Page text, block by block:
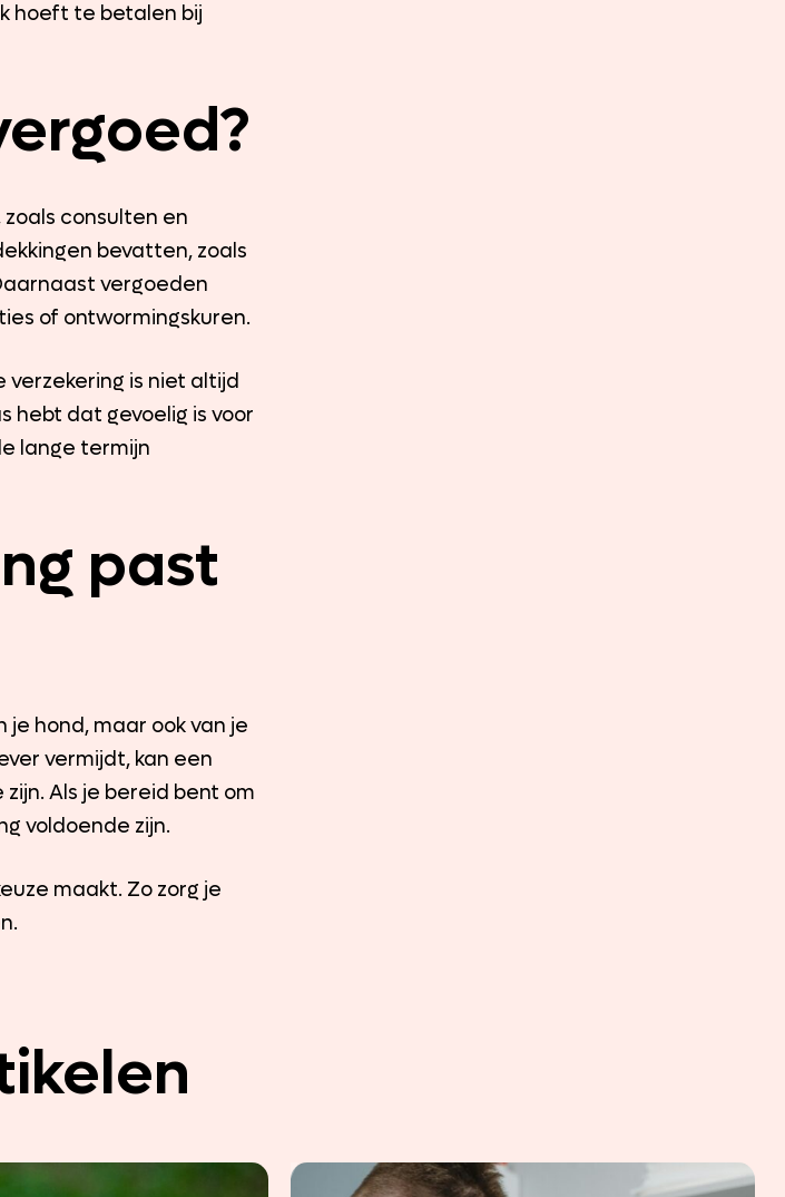
hoeft te betalen bij
consulten en
bevatten, zoals
vergoeden
of ontwormingskuren.
verzekering is niet altijd
hebt dat gevoelig is voor
lange termijn
past
hond, maar ook van je
vermijdt, kan een
Als je bereid bent om
voldoende zijn.
maakt. Zo zorg je